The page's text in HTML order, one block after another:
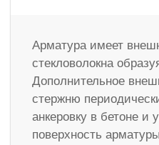
Арматура имеет
стекловолокна
Дополнительное
стержню
анкеровку в бетоне и
поверхность